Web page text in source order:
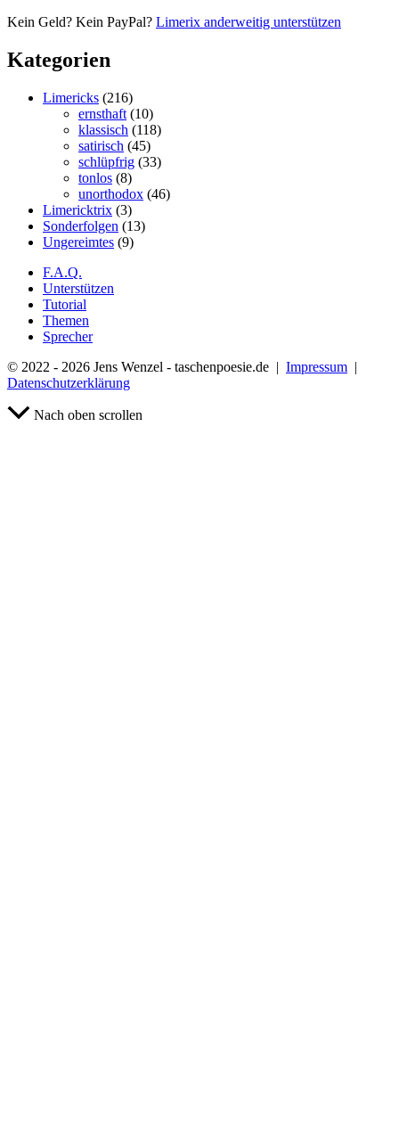
Kein Geld? Kein PayPal? Limerix anderweitig unterstützen
Kategorien
Limericks (216)
ernsthaft (10)
klassisch (118)
satirisch (45)
schlüpfrig (33)
tonlos (8)
unorthodox (46)
Limericktrix (3)
Sonderfolgen (13)
Ungereimtes (9)
F.A.Q.
Unterstützen
Tutorial
Themen
Sprecher
© 2022 - 2026 Jens Wenzel - taschenpoesie.de | Impressum |
Datenschutzerklärung
Nach oben scrollen